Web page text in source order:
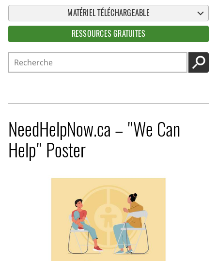
MATÉRIEL TÉLÉCHARGEABLE
RESSOURCES GRATUITES
Recherche
NeedHelpNow.ca – "We Can
Help" Poster